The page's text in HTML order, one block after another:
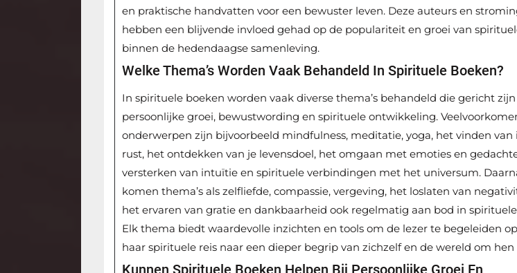
en praktische handvatten voor een bewuster leven. Deze auteurs en
hebben een blijvende invloed gehad op de populariteit en groei van
binnen de hedendaagse samenleving.
Welke Thema’s Worden Vaak Behandeld In Spirituele Boeken?
In spirituele boeken worden vaak diverse thema’s behandeld die gericht
persoonlijke groei, bewustwording en spirituele ontwikkeling.
onderwerpen zijn bijvoorbeeld mindfulness, meditatie, yoga, het vinden van
rust, het ontdekken van je levensdoel, het omgaan met emoties en
versterken van intuïtie en spirituele verbindingen met het universum.
komen thema’s als zelfliefde, compassie, vergeving, het loslaten van
het ervaren van gratie en dankbaarheid ook regelmatig aan bod in
Elk thema biedt waardevolle inzichten en tools om de lezer te begeleiden
haar spirituele reis naar een dieper begrip van zichzelf en de wereld om hen